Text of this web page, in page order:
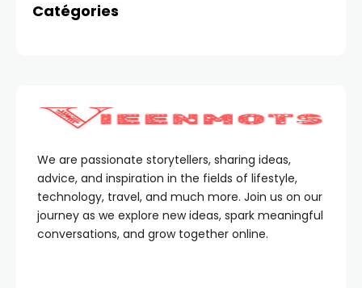
Catégories
We are passionate storytellers, sharing ideas,
advice, and inspiration in the fields of lifestyle,
technology, travel, and much more. Join us on our
journey as we explore new ideas, spark meaningful
conversations, and grow together online.